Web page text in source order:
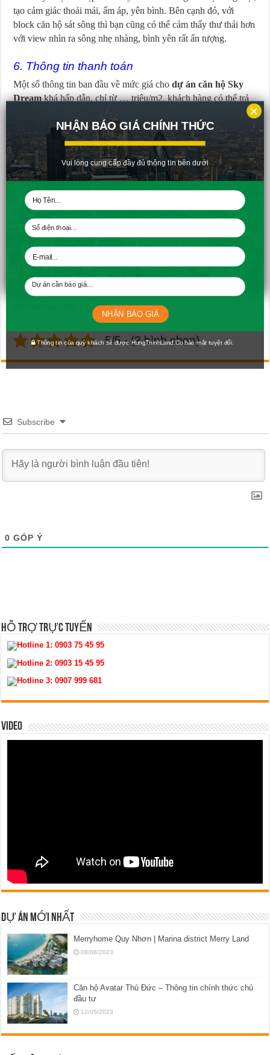
tạo cảm giác thoải mái, ấm áp, yên bình. Bên cạnh đó, với
block căn hộ sát sông thì bạn cũng có thể cảm thấy thư thái hơn
với view nhìn ra sông nhẹ nhàng, bình yên rất ấn tượng.
6. Thông tin thanh toán
Một số thông tin ban đầu về mức giá chodự án căn hộ Sky
Dreamkhá hấp dẫn, chỉ từ … triệu/m2, khách hàng có thể trả
góp theo các hạn, mức, kỳ định thỏa thuận, có thể được sự hỗ
trợ của các công ty tài chính đầu tư với mức lãi suất bằng
không và còn nhận chiếc khấu đến 5% cho việc chọn mua căn
hộ của mình. Như vậy, so với mặt bằng chung, giá căn hộ tại
dự án này quá tốt và thuận tiện cho nhiều đối tượng khách
hàng, nhà kinh doanh, thật sự là một dự án cần được xem xét,
đầu tư trong thời điểm hiện tại.
Trên đây là toàn bộ các thông tin cần thiết có liên quan về dự
áncăn hộ Sky Dream của Hưng Thịnh Corp
. Nếu bạn cần
nơi an cư ngay tại thành phố Hồ Chí Minh, nếu bạn muốn một
cảm giác yên bình giữa lòng thành phố náo nhiệt và muốn một
cuộc sống đủ đầy, tiện nghi, hãy nhanh chóng liên hệ Hưng
Thịnh corp và có cho mình những lựa chọn, quyết định tốt
nhất, sở hữu ngay
với cuộc sống lý tưởng
5/5 - (2 bình chọn)
Subscribe
0 GÓP Ý
HỖ TRỢ TRỰC TUYẾN
Hotline 1:0903 75 45 95
Hotline 2:0903 15 45 95
Hotline 3:0907 999 681
VIDEO
DỰ ÁN MỚI NHẤT
Merryhome Quy Nhơn | Marina district Merry Land
08/08/2023
Căn hộ Avatar Thủ Đức – Thông tin chính thức chủ
đầu tư
12/05/2023
NHẬN BÁO GIÁ CHÍNH THỨC
Vui lòng cung cấp đầy đủ thông tin bên dưới
Thông tin của quý khách sẽ được HungThinhLand.Co bảo mật tuyệt đối.
NHẬN BÁO GIÁ
×